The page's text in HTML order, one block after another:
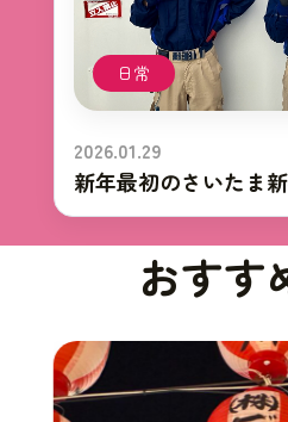
日常
2026.01.29
新年最初のさいたま
おすす